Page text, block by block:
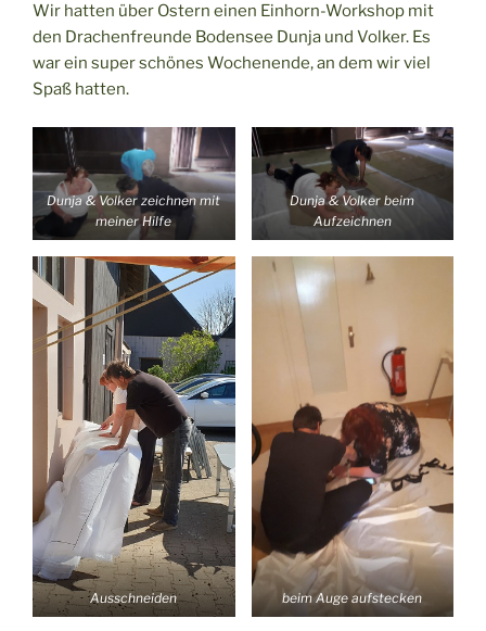
Wir hatten über Ostern einen Einhorn-Workshop mit
den Drachenfreunde Bodensee Dunja und Volker. Es
war ein super schönes Wochenende, an dem wir viel
Spaß hatten.
Dunja & Volker zeichnen mit
meiner Hilfe
Dunja & Volker beim
Aufzeichnen
Ausschneiden beim Auge aufstecken